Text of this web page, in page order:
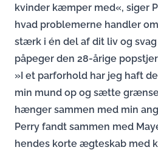
kvinder kæmper med«, siger
hvad problemerne handler
stærk i én del af dit liv og
påpeger den 28-årige
»I et parforhold har jeg haft
min mund op og sætte
hænger sammen med min
Perry fandt sammen med
hendes korte ægteskab med